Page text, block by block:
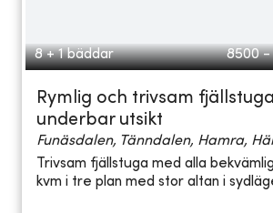
8 + 1 bäddar 8500 -
Rymlig och trivsam
underbar utsikt
Funäsdalen, Tänndalen, Hamra,
Trivsam fjällstuga med alla
kvm i tre plan med stor altan i